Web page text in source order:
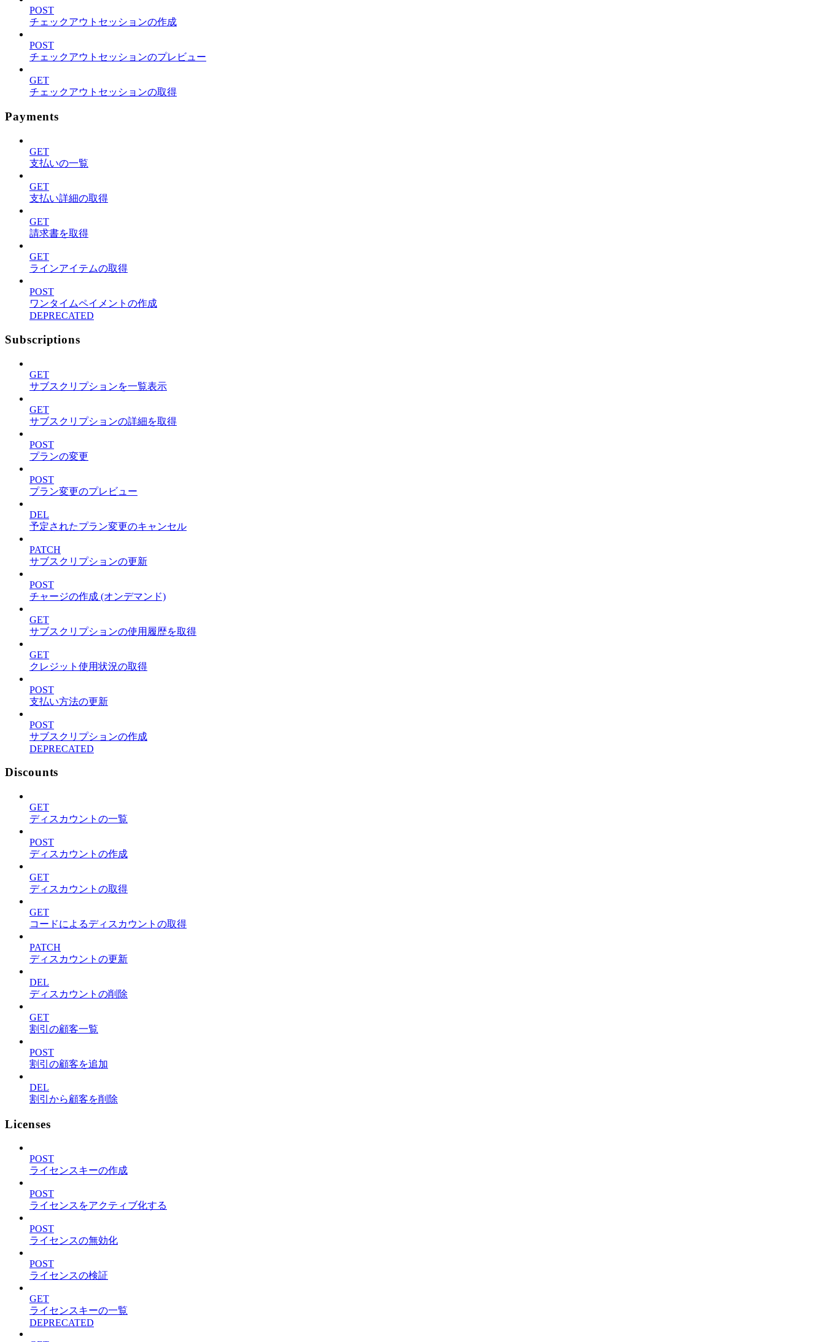
POST
チェックアウトセッションの作成
POST
チェックアウトセッションのプレビュー
GET
チェックアウトセッションの取得
Payments
GET
支払いの一覧
GET
支払い詳細の取得
GET
請求書を取得
GET
ラインアイテムの取得
POST
ワンタイムペイメントの作成
DEPRECATED
Subscriptions
GET
サブスクリプションを一覧表示
GET
サブスクリプションの詳細を取得
POST
プランの変更
POST
プラン変更のプレビュー
DEL
予定されたプラン変更のキャンセル
PATCH
サブスクリプションの更新
POST
チャージの作成 (オンデマンド)
GET
サブスクリプションの使用履歴を取得
GET
クレジット使用状況の取得
POST
支払い方法の更新
POST
サブスクリプションの作成
DEPRECATED
Discounts
GET
ディスカウントの一覧
POST
ディスカウントの作成
GET
ディスカウントの取得
GET
コードによるディスカウントの取得
PATCH
ディスカウントの更新
DEL
ディスカウントの削除
GET
割引の顧客一覧
POST
割引の顧客を追加
DEL
割引から顧客を削除
Licenses
POST
ライセンスキーの作成
POST
ライセンスをアクティブ化する
POST
ライセンスの無効化
POST
ライセンスの検証
GET
ライセンスキーの一覧
DEPRECATED